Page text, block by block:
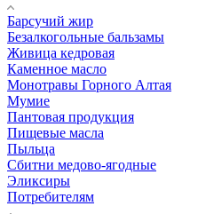
Барсучий жир
Безалкогольные бальзамы
Живица кедровая
Каменное масло
Монотравы Горного Алтая
Мумие
Пантовая продукция
Пищевые масла
Пыльца
Сбитни медово-ягодные
Эликсиры
Потребителям